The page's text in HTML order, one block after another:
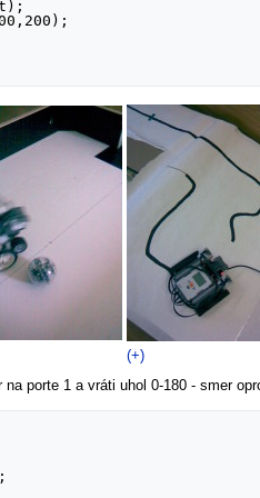
(+)
porte 1 a vráti uhol 0-180 - smer